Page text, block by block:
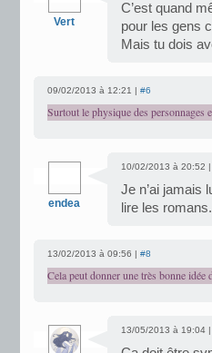
Vert
C’est quand
pour les gens
Mais tu dois
09/02/2013 à 12:21 | #6
Surtout le physique des personnages
endea
10/02/2013 à 20:52 |
Je n’ai jamais
lire les romans.
13/02/2013 à 09:56 | #8
Cela peut donner une très bonne
13/05/2013 à 19:04 |